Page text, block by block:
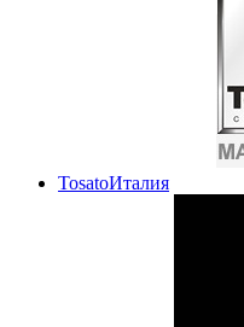
TosatoИталия